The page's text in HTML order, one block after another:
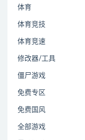
体育
体育竞技
体育竞速
修改器/工具
僵尸游戏
免费专区
免费国风
全部游戏